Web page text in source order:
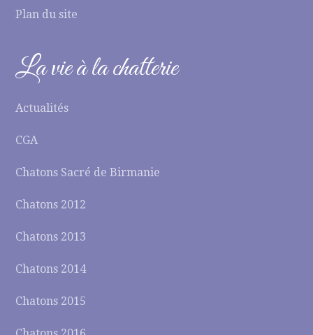
Plan du site
La vie à la chatterie
Actualités
CGA
Chatons Sacré de Birmanie
Chatons 2012
Chatons 2013
Chatons 2014
Chatons 2015